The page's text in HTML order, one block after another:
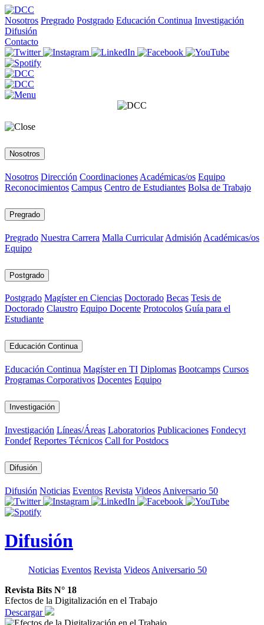
Nosotros Pregrado Postgrado Educación Continua Investigación
Difusión
Contacto
Nosotros
Nosotros Dirección Coordinaciones Académicas/os Equipo
Reconocimientos Campus Centro de Estudiantes Bolsa de Trabajo
Pregrado
Pregrado Nuestra Carrera Malla Curricular Admisión Académicas/os
Equipo
Postgrado
Postgrado Magíster en Ciencias Doctorado Becas Tesis de
Doctorado Claustro Equipo Docente Protocolos Guía para el
Estudiante
Educación Continua
Educación Continua Magíster en TI Diplomas Bootcamps Cursos
Programas Corporativos Docentes Equipo
Investigación
Investigación Líneas/Áreas Laboratorios Publicaciones Fondecyt
Fondef Reportes Técnicos Call for Postdocs
Difusión
Difusión Noticias Eventos Revista Videos Aniversario 50
Difusión
Noticias Eventos Revista Videos Aniversario 50
Revista Bits N° 18
Efectos de la Digitalización en el Trabajo
Descargar